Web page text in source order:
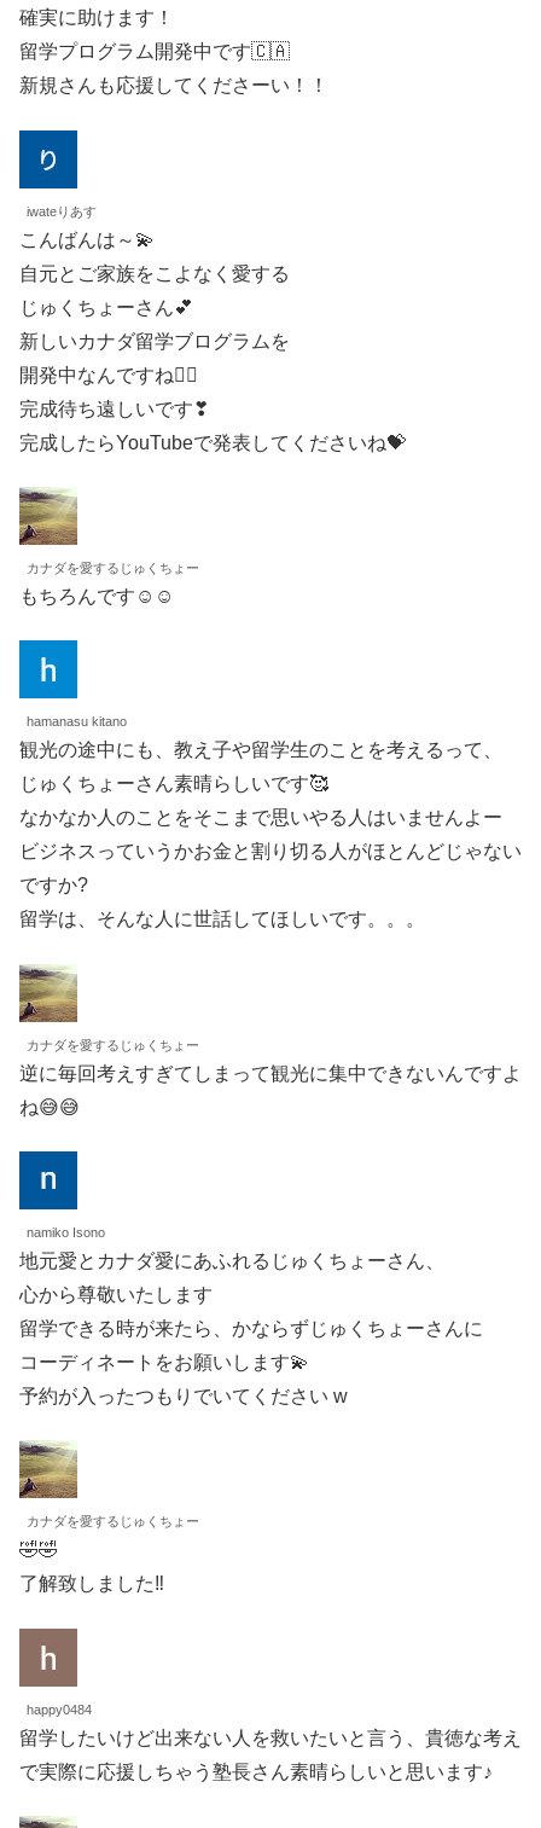
確実に助けます！
留学プログラム開発中です🇨🇦
新規さんも応援してくださーい！！
iwateりあす
こんばんは～💫
自元とご家族をこよなく愛する
じゅくちょーさん💕
新しいカナダ留学ブログラムを
開発中なんですね🏳‍🌈
完成待ち遠しいです❣
完成したらYouTubeで発表してくださいね💝
カナダを愛するじゅくちょー
もちろんです☺️☺️
hamanasu kitano
観光の途中にも、教え子や留学生のことを考えるって、
じゅくちょーさん素晴らしいです🥰
なかなか人のことをそこまで思いやる人はいませんよー
ビジネスっていうかお金と割り切る人がほとんどじゃない
ですか?
留学は、そんな人に世話してほしいです。。。
カナダを愛するじゅくちょー
逆に毎回考えすぎてしまって観光に集中できないんですよ
ね😅😅
namiko Isono
地元愛とカナダ愛にあふれるじゅくちょーさん、
心から尊敬いたします
留学できる時が来たら、かならずじゅくちょーさんに
コーディネートをお願いします💫
予約が入ったつもりでいてください w
カナダを愛するじゅくちょー
🤣🤣
了解致しました‼︎
happy0484
留学したいけど出来ない人を救いたいと言う、貴徳な考え
で実際に応援しちゃう塾長さん素晴らしいと思います♪